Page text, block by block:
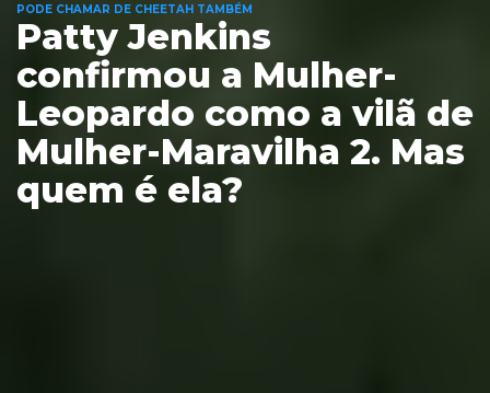
PODE CHAMAR DE CHEETAH TAMBÉM
Patty Jenkins
confirmou a Mulher-
Leopardo como a vilã de
Mulher-Maravilha 2. Mas
quem é ela?